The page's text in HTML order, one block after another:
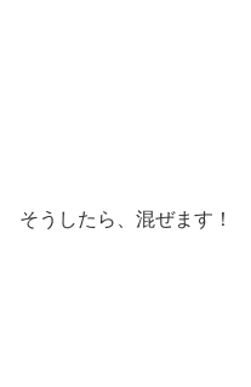
そうしたら、混ぜます！